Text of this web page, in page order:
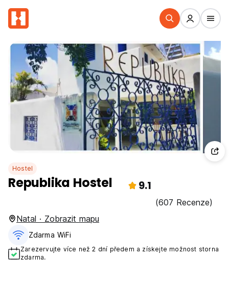
Hostel
Republika Hostel 9.1
(607 Recenze)
Natal · Zobrazit mapu
Zdarma WiFi
Zarezervujte více než 2 dní předem a získejte možnost storna
zdarma.